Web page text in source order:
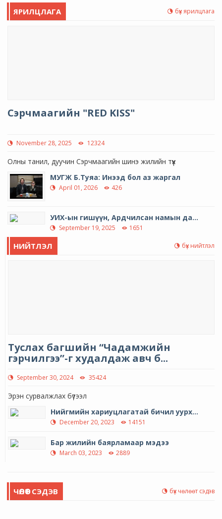
ЯРИЛЦЛАГА бүх ярилцлага
Сэрчмаагийн "RED KISS"
November 28, 2025 12324
Олны танил, дуучин Сэрчмаагийн шинэ жилийн түүх
МУГЖ Б.Туяа: Инээд бол аз жаргал
April 01, 2026 426
УИХ-ын гишүүн, Ардчилсан намын да...
September 19, 2025 1651
НИЙТЛЭЛ бүх нийтлэл
Туслах багшийн “Чадамжийн
гэрчилгээ”-г худалдаж авч б...
September 30, 2024 35424
Эрэн сурвалжлах бүтээл
Нийгмийн хариуцлагатай бичил уурх...
December 20, 2023 14151
Бар жилийн баярламаар мэдээ
March 03, 2023 2889
ЧӨЛӨӨТ СЭДЭВ бүх чөлөөт сэдэв